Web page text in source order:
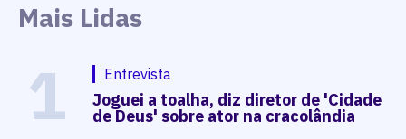
Mais Lidas
1 Entrevista
Joguei a toalha, diz diretor de 'Cidade
de Deus' sobre ator na cracolândia